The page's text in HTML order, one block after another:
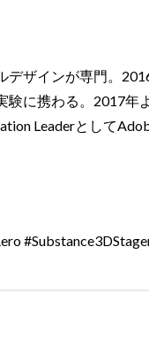
ザインが専門。
に携わる。2017年
Leaderとして